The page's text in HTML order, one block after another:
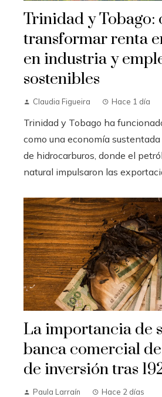
Trinidad y Tobago:
transformar renta
en industria y
sostenibles
Claudia Figueira Hace 1 día
Trinidad y Tobago ha
como una economía
de hidrocarburos, donde el
natural impulsaron las
La importancia de
banca comercial
de inversión tras
Paula Larraín Hace 2 días